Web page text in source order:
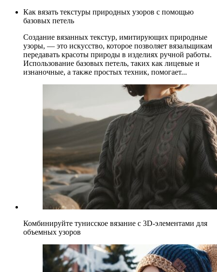
Как вязать текстуры природных узоров с помощью
базовых петель
Создание вязанных текстур, имитирующих природные
узоры, — это искусство, которое позволяет вязальщикам
передавать красоты природы в изделиях ручной работы.
Использование базовых петель, таких как лицевые и
изнаночные, а также простых техник, помогает...
Комбинируйте тунисское вязание с 3D-элементами для
объемных узоров